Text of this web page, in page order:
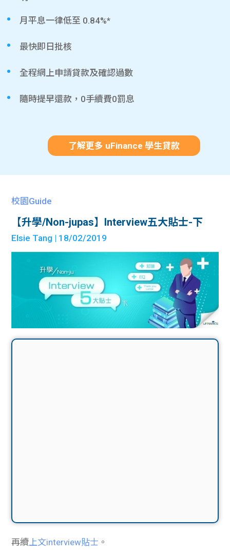
月平息一律低至 0.84%*
最快即日批核
全程網上申請貸款及確認過數
隨時提早還款，0手續費0罰息
了解更多 uFinance 學生貸款
校園Guide
【升學/Non-jupas】Interview五大貼士-下
Elsie Tang | 18/02/2019
再續上文interview貼士 。